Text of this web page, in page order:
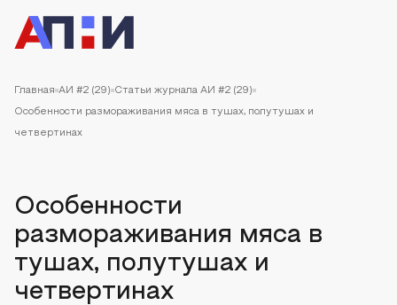
Главная АИ #2 (29) Статьи журнала АИ #2 (29)
Особенности размораживания мяса в тушах, полутушах и
четвертинах
Особенности
размораживания мяса в
тушах, полутушах и
четвертинах